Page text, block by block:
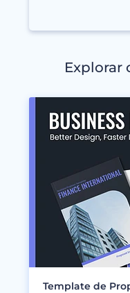
Explorar
Template de